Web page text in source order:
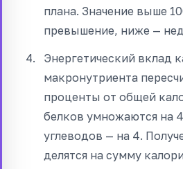
плана. Значение выше
превышение, ниже —
Энергетический вклад
макронутриента
проценты от общей
белков умножаются на
углеводов — на 4.
делятся на сумму